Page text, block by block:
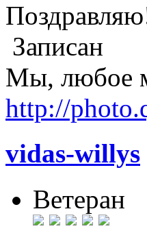
Записан
Мы, любое
http://
vidas-willys
Ветеран